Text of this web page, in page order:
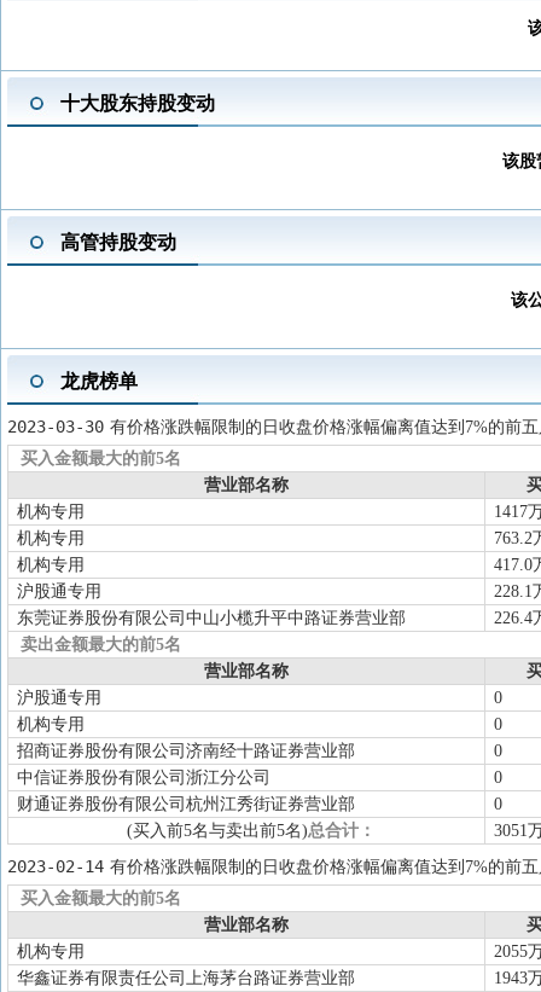
2024-10-31
三季报披露
2024年三季报归属净利润4.646亿元
2024-08-28
中报披露
于2024-06-18接待调研，参与对象
2024-04-29
一季报披露
2024年一季报归属净利润1.801亿元
2024-04-16
分红送转
2024-03-12
股东户数
截止2023-12-31，公司A股股东户数
2023-10-28
2023-08-25
中报披露
2023年中报归属净利润6.083亿元，
2023-05-31
分红送转
股东大会
于2023-05-18召开2022年年度股东大
2023-04-28
一季报披露 2023年一季报归属净利润3.202亿元
十大股东持股变动
该股
高管持股变动
该
龙虎榜单
2023-03-30 有价格涨跌幅限制的日收盘价格涨幅偏离值达到7%的前
买入金额最大的前5名
营业部名称
机构专用
1417
机构专用
763.2
机构专用
417.0
沪股通专用
228.1
东莞证券股份有限公司中山小榄升平中路证券营业部
226.4
卖出金额最大的前5名
营业部名称
沪股通专用
0
机构专用
0
招商证券股份有限公司济南经十路证券营业部
0
中信证券股份有限公司浙江分公司
0
财通证券股份有限公司杭州江秀街证券营业部
0
(买入前5名与卖出前5名)总合计： 3051
2023-02-14 有价格涨跌幅限制的日收盘价格涨幅偏离值达到7%的前
买入金额最大的前5名
营业部名称
机构专用
2055
华鑫证券有限责任公司上海茅台路证券营业部
1943